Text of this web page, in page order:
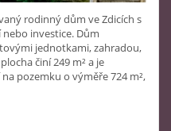
rodinný dům ve Zdicích s
investice. Dům
jednotkami, zahradou,
činí 249 m² a je
pozemku o výměře 724 m²,